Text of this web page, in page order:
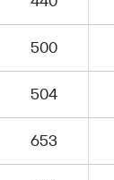
500
504
653